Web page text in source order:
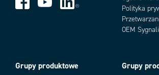
Stopień ochrony IP IP65, IP67
CMOS
Zasięg max 1000 mm
Add as new
Polityka
OEM
Grupy produktowe Grupy